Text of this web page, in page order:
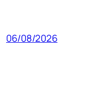
06/08/2026